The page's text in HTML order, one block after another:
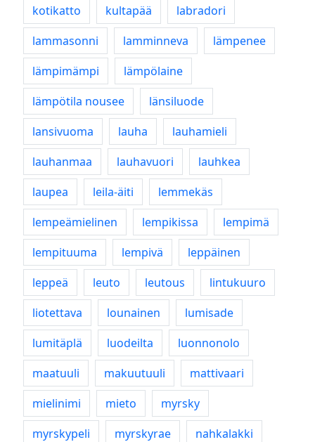
kotikatto kultapää
labradori
lammasonni
lamminneva
lämpenee
lämpimämpi
lämpölaine
lämpötila nousee
länsiluode
lansivuoma
lauha
lauhamieli
lauhanmaa
lauhavuori
lauhkea
laupea
leila-äiti
lemmekäs
lempeämielinen
lempikissa
lempimä
lempituuma
lempivä
leppäinen
leppeä
leuto leutous
lintukuuro
liotettava
lounainen
lumisade
lumitäplä
luodeilta
luonnonolo
maatuuli
makuutuuli
mattivaari
mielinimi
mieto
myrsky
myrskypeli
myrskyrae
nahkalakki